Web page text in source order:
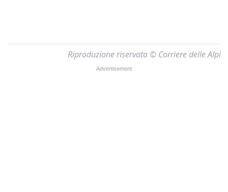
Riproduzione riservata © Corriere delle Alpi